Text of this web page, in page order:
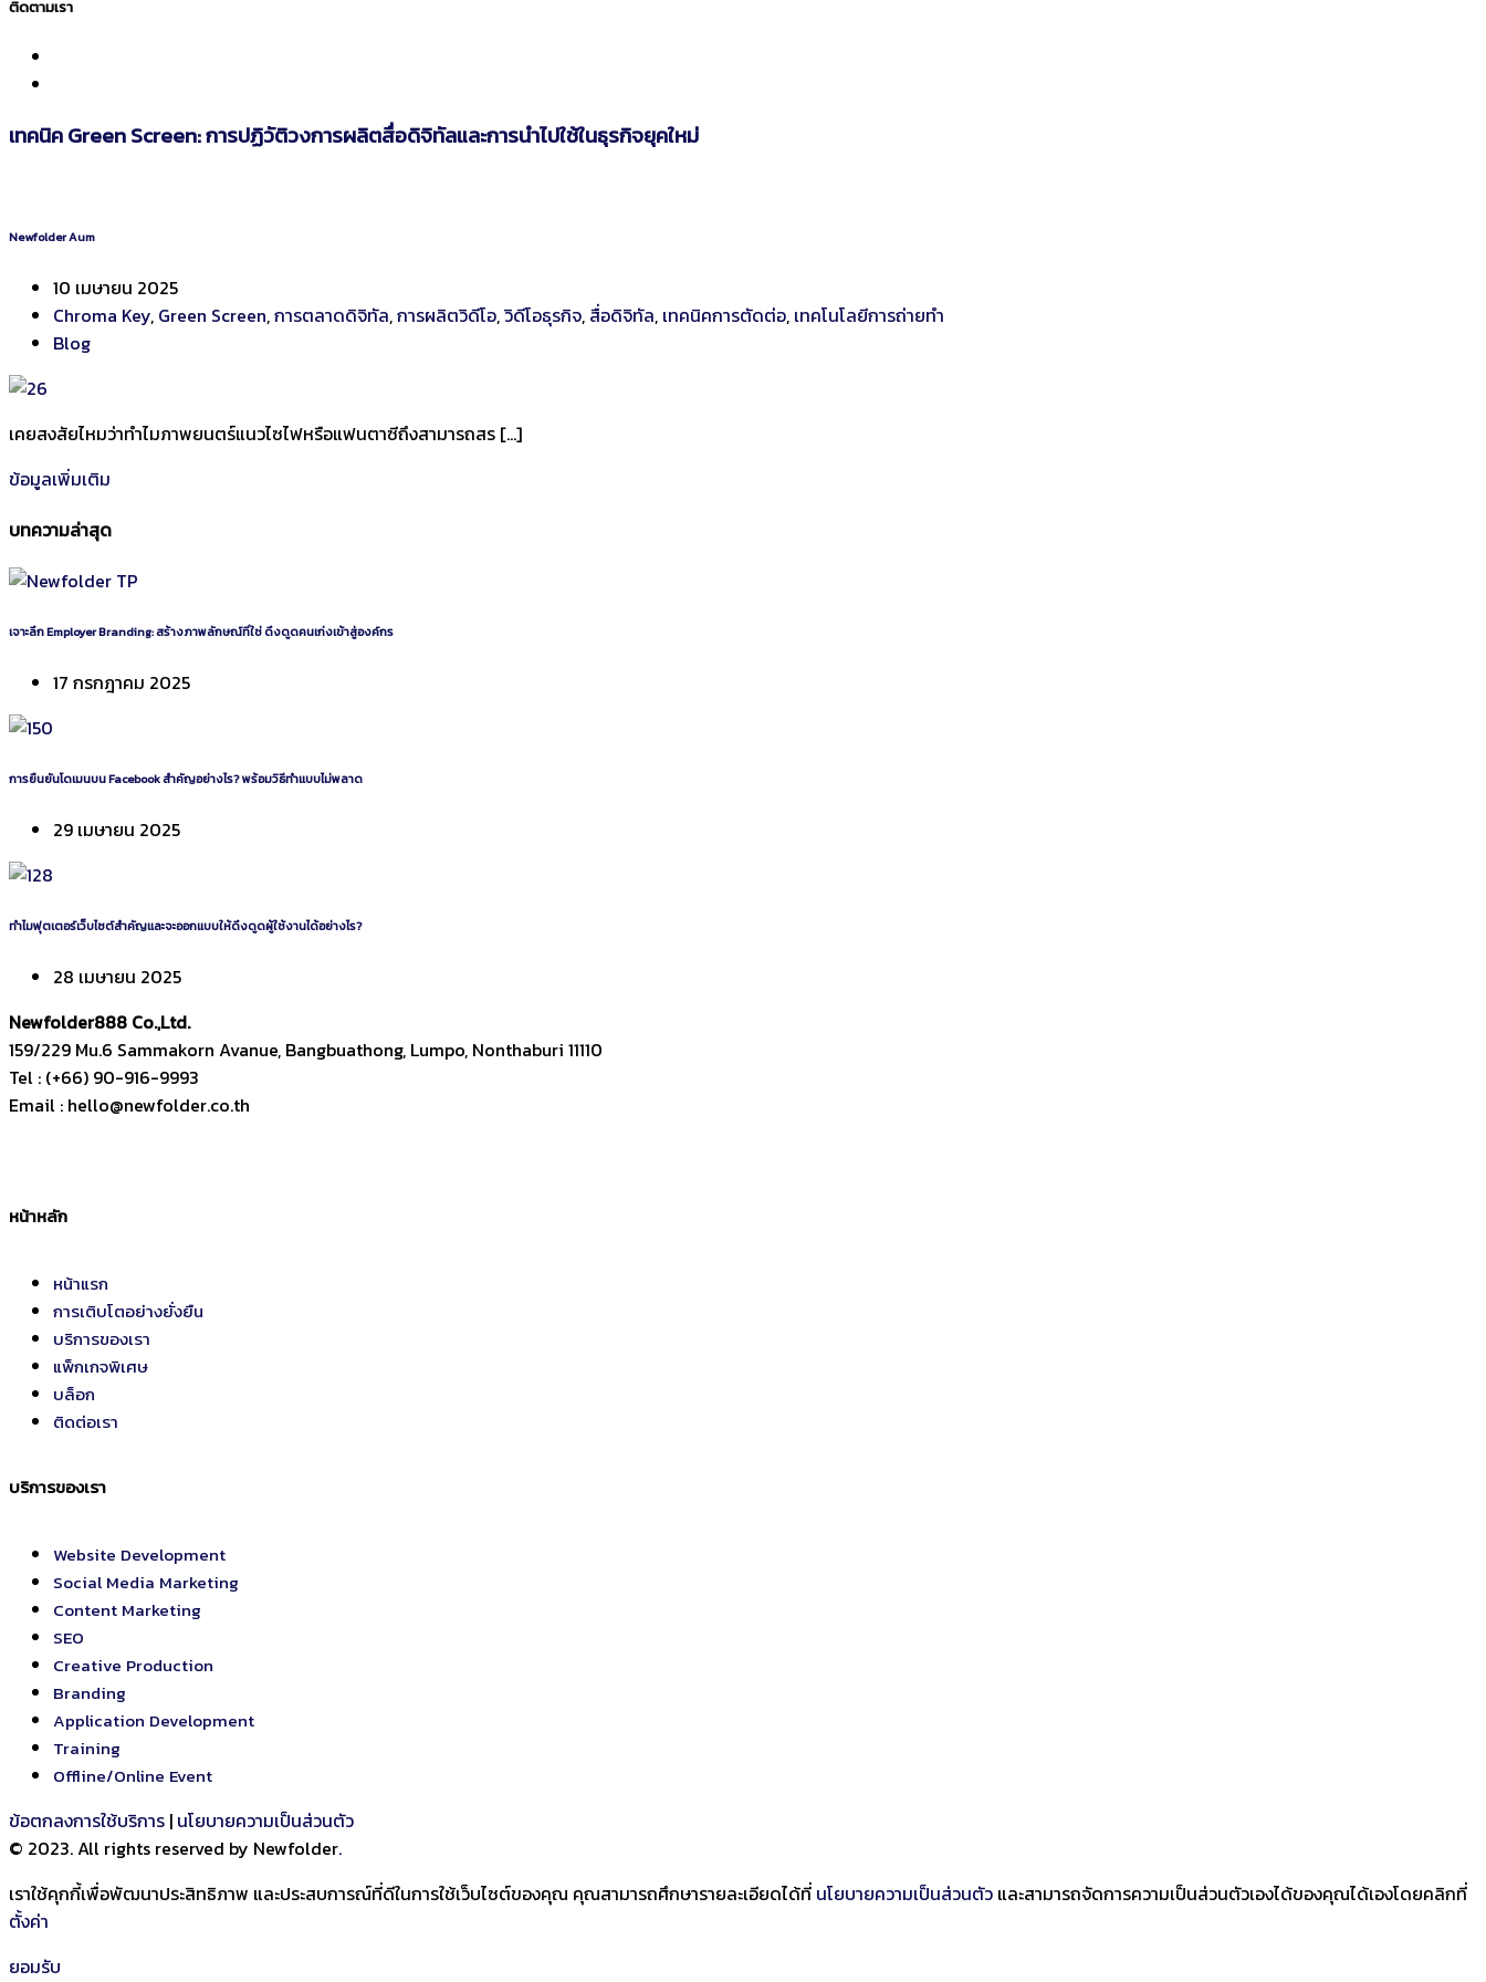
ติดตามเรา
เทคนิค Green Screen: การปฏิวัติวงการผลิตสื่อดิจิทัลและการนำไปใช้ในธุรกิจยุคใหม่
Newfolder Aum
10 เมษายน 2025
Chroma Key, Green Screen,การตลาดดิจิทัล,การผลิตวิดีโอ,วิดีโอธุรกิจ, สื่อดิจิทัล, เทคนิคการตัดต่อ, เทคโนโลยีการถ่ายทำ
Blog
เคยสงสัยไหมว่าทำไมภาพยนตร์แนวไซไฟหรือแฟนตาซีถึงสามารถสร […]
ข้อมูลเพิ่มเติม
บทความล่าสุด
เจาะลึก Employer Branding: สร้างภาพลักษณ์ที่ใช่ ดึงดูดคนเก่งเข้าสู่องค์กร
17 กรกฎาคม 2025
การยืนยันโดเมนบน Facebook สำคัญอย่างไร? พร้อมวิธีทำแบบไม่พลาด
29 เมษายน 2025
ทำไมฟุตเตอร์เว็บไซต์สำคัญและจะออกแบบให้ดึงดูดผู้ใช้งานได้อย่างไร?
28 เมษายน 2025
Newfolder888 Co.,Ltd.
159/229 Mu.6 Sammakorn Avanue, Bangbuathong, Lumpo, Nonthaburi 11110
Tel : (+66) 90-916-9993
Email : hello@newfolder.co.th
หน้าหลัก
หน้าแรก
การเติบโตอย่างยั่งยืน
บริการของเรา
แพ็กเกจพิเศษ
บล็อก
ติดต่อเรา
บริการของเรา
Website Development
Social Media Marketing
Content Marketing
SEO
Creative Production
Branding
Application Development
Training
Offline/Online Event
ข้อตกลงการใช้บริการ | นโยบายความเป็นส่วนตัว
© 2023. All rights reserved by Newfolder.
เราใช้คุกกี้เพื่อพัฒนาประสิทธิภาพ และประสบการณ์ที่ดีในการใช้เว็บไซต์ของคุณ คุณสามารถศึกษารายละเอียดได้ที่ นโยบายความเป็นส่วนตัว และสามารถจัดการความเป็นส่วนตัวเองได้ของคุณได้เองโดยคลิกที่
ตั้งค่า
ยอมรับ